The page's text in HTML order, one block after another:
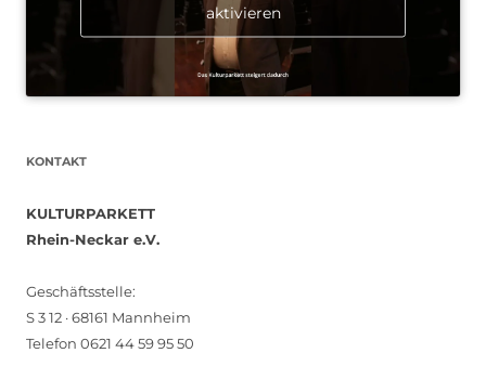
aktivieren
KONTAKT
KULTURPARKETT
Rhein-Neckar e.V.
Geschäftsstelle:
S 3 12 · 68161 Mannheim
Telefon 0621 44 59 95 50